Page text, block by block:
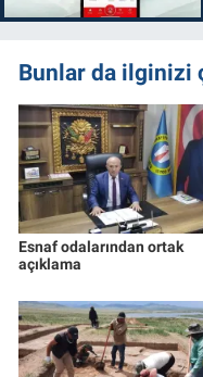
Bunlar da ilginizi
Esnaf odalarından ortak
açıklama